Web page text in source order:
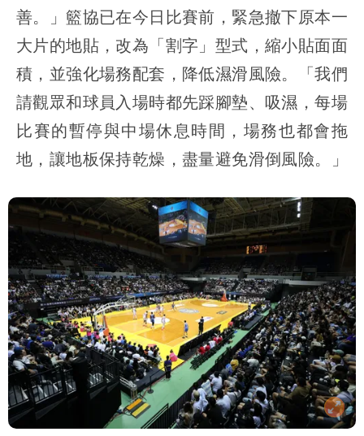
善。」籃協已在今日比賽前，緊急撤下原本一
大片的地貼，改為「割字」型式，縮小貼面面
積，並強化場務配套，降低濕滑風險。「我們
請觀眾和球員入場時都先踩腳墊、吸濕，每場
比賽的暫停與中場休息時間，場務也都會拖
地，讓地板保持乾燥，盡量避免滑倒風險。」